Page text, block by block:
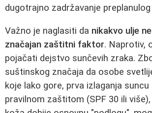
dugotrajno zadržavanje
Važno je naglasiti da nikakvo ulje
značajan zaštitni faktor. Naprotiv,
pojačati dejstvo sunčevih zraka.
suštinskog značaja da osobe
koje lako gore, prva izlaganja suncu
pravilnom zaštitom (SPF 30 ili